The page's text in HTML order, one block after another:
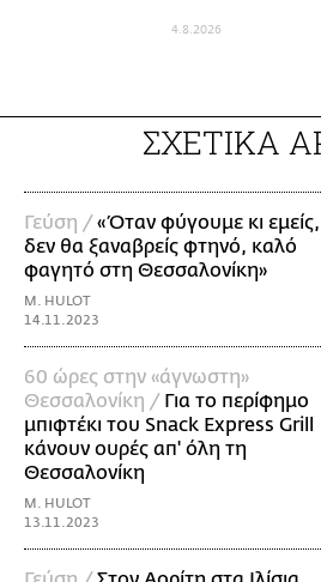
4.8.2026
ΣΧΕΤΙΚΑ
Γεύση /«Όταν φύγουμε κι εμείς,
δεν θα ξαναβρείς φτηνό, καλό
φαγητό στη Θεσσαλονίκη»
M. HULOT
14.11.2023
60 ώρες στην «άγνωστη»
Θεσσαλονίκη / Για το περίφημο
μπιφτέκι του Snack Express Grill
κάνουν ουρές απ' όλη τη
Θεσσαλονίκη
M. HULOT
13.11.2023